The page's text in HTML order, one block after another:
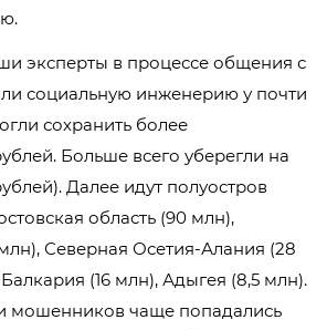
эксперты в процессе общения с
социальную инженерию у почти
сохранить более
Больше всего уберегли на
Далее идут полуостров
область (90 млн),
Северная Осетия-Алания (28
(16 млн), Адыгея (8,5 млн).
мошенников чаще попадались